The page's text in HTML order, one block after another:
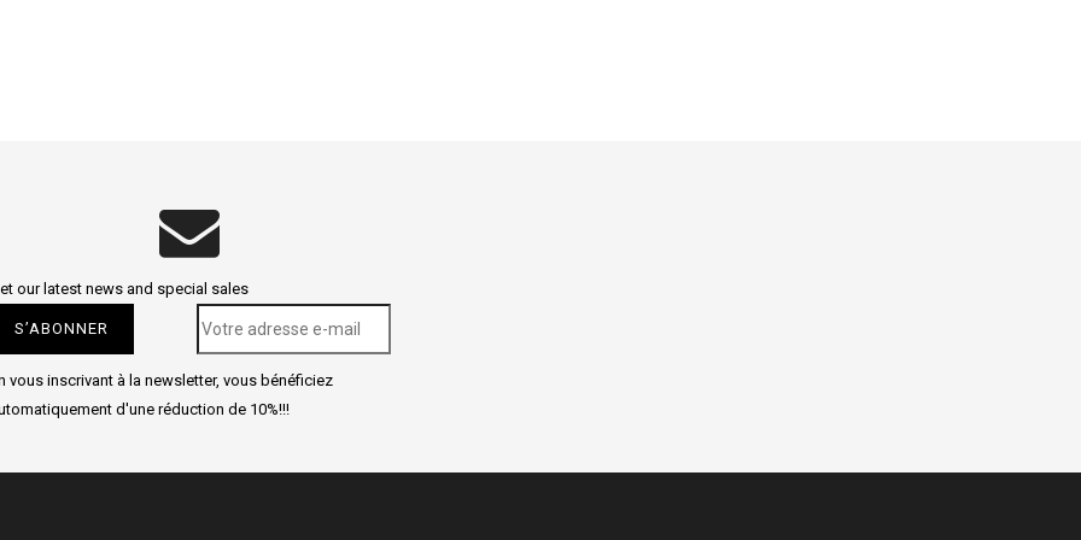
our latest news and special sales
vous inscrivant à la newsletter, vous bénéficiez
d'une réduction de 10%!!!